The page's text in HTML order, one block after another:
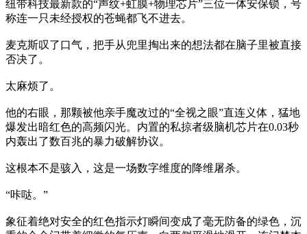
纽带科技最新款的“声纹+虹膜+物理芯片”三位一体安保锁，号
称连一只未经授权的苍蝇都飞不进去。
麦克斯叹了口气，把手从兜里掏出来的想法都在脑子里被直接
否决了。
太麻烦了。
他的右眼，那颗被他亲手魔改过的“全视之眼”直连义体，猛地
爆发出暗红色的高频闪光。内置的私掠者级脑机芯片在0.03秒
内轰出了数百兆的暴力破解协议。
这根本不是骇入，这是一场数字维度的降维屠杀。
“咔哒。”
象征着绝对安全的红色指示灯瞬间变成了毫无防备的绿色，沉